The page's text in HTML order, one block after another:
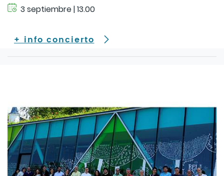
3 septiembre | 13.00
+ info concierto